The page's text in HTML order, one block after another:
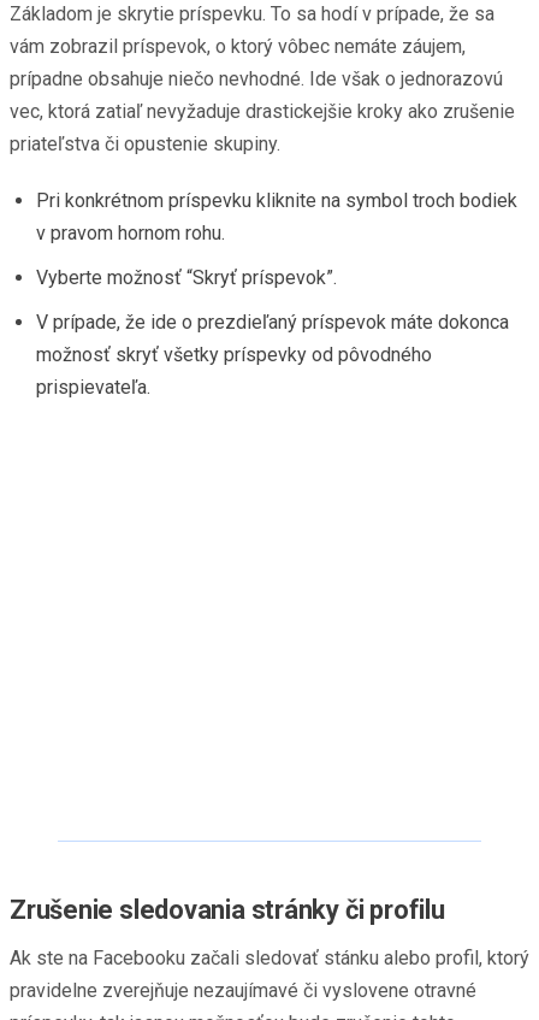
Základom je skrytie príspevku. To sa hodí v prípade, že sa
vám zobrazil príspevok, o ktorý vôbec nemáte záujem,
prípadne obsahuje niečo nevhodné. Ide však o jednorazovú
vec, ktorá zatiaľ nevyžaduje drastickejšie kroky ako zrušenie
priateľstva či opustenie skupiny.
Pri konkrétnom príspevku kliknite na symbol troch bodiek
v pravom hornom rohu.
Vyberte možnosť “Skryť príspevok”.
V prípade, že ide o prezdieľaný príspevok máte dokonca
možnosť skryť všetky príspevky od pôvodného
prispievateľa.
Zrušenie sledovania stránky či profilu
Ak ste na Facebooku začali sledovať stánku alebo profil, ktorý
pravidelne zverejňuje nezaujímavé či vyslovene otravné